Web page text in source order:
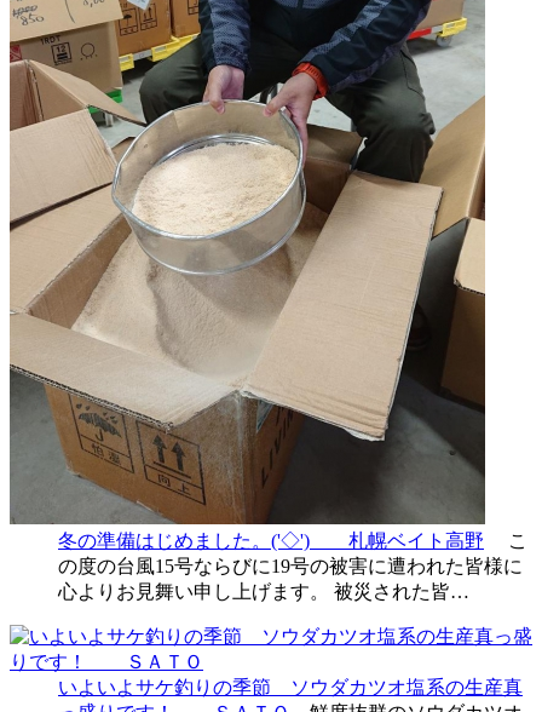
冬の準備はじめました。('◇')ゞ 札幌ベイト高野 こ
の度の台風15号ならびに19号の被害に遭われた皆様に
心よりお見舞い申し上げます。 被災された皆…
いよいよサケ釣りの季節 ソウダカツオ塩系の生産真